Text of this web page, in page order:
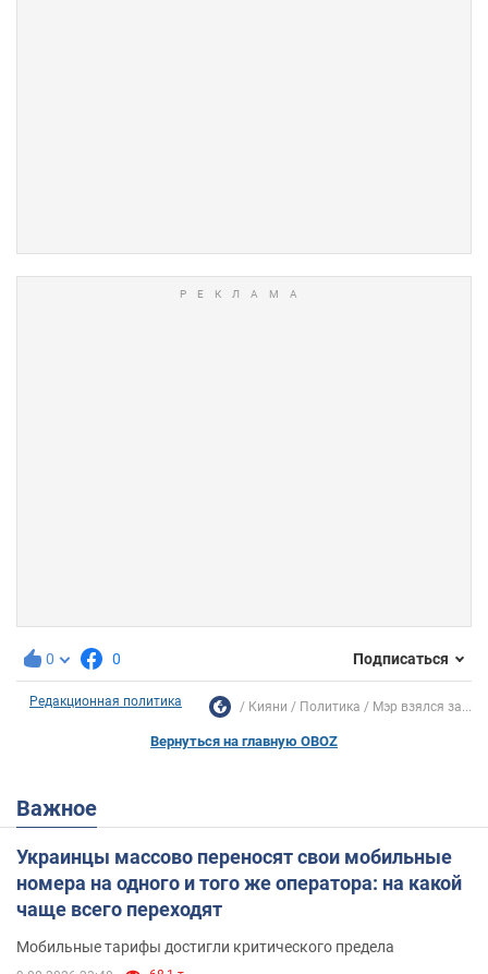
0 0 Подписаться
Редакционная политика Кияни Политика Мэр взялся за...
Вернуться на главную OBOZ
Важное
Украинцы массово переносят свои мобильные
номера на одного и того же оператора: на какой
чаще всего переходят
Мобильные тарифы достигли критического предела